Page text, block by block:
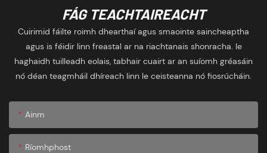
FÁG TEACHTAIREACHT
Cuirimid fáilte roimh dhearthaí agus smaointe saincheaptha
agus is féidir linn freastal ar na riachtanais shonracha. le
haghaidh tuilleadh eolais, tabhair cuairt ar an suíomh gréasáin
nó déan teagmháil dhíreach linn le ceisteanna nó fiosrúcháin.
Ainm
Ríomhphost